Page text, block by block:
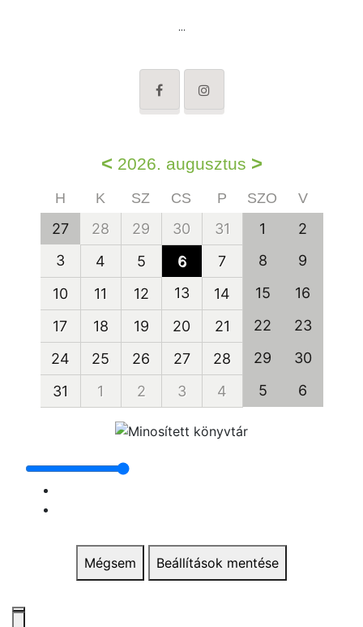
...
< 2026. augusztus >
H K SZ CS P SZO V
27 28 29 30 31 1
2
3
4 5 6 7 8
9
10
11 12 13 14 15
16
17
18 19 20 21 22
23
24
25 26 27 28 29
30
31
1 2 3 4 5 6
Mégsem Beállítások mentése